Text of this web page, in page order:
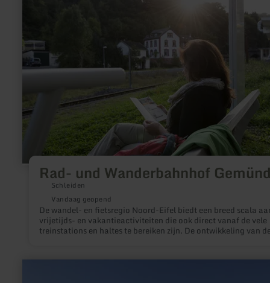
Rad- und Wanderbahnhof
Schleiden
Vandaag geopend
De wandel- en fietsregio Noord-Eifel biedt een breed scala
vrijetijds- en vakantieactiviteiten die ook direct vanaf de vele
treinstations en haltes te bereiken zijn. De ontwikkeling van
een overzicht van de fiets- en wandelmogelijkheden in de